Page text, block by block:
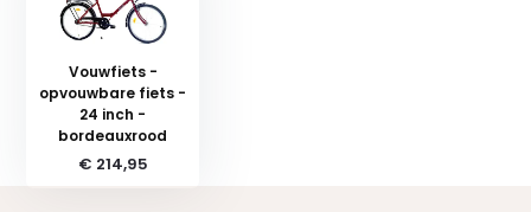
Vouwfiets -
opvouwbare fiets -
24 inch -
bordeauxrood
€ 214,95